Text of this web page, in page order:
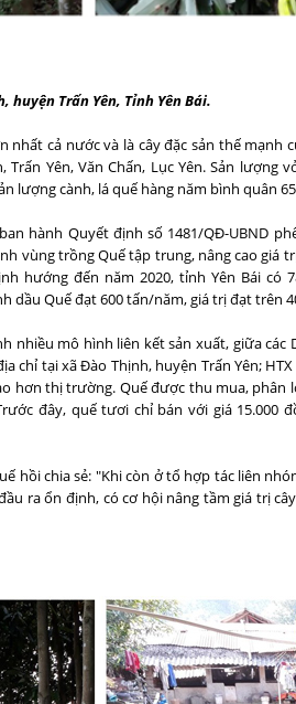
Trấn Yên, Tỉnh Yên Bái.
nhất cả nước và là cây đặc sản thế mạnh
Trấn Yên, Văn Chấn, Lục Yên. Sản
lượng cành, lá quế hàng năm bình quân
hành Quyết định số 1481/QĐ-UBND
vùng trồng Quế tập trung, nâng cao giá
hướng đến năm 2020, tỉnh Yên Bái có
dầu Quế đạt 600 tấn/năm, giá trị đạt trên
nhiều mô hình liên kết sản xuất, giữa các
chỉ tại xã Đào Thịnh, huyện Trấn Yên;
hơn thị trường. Quế được thu mua, phân
đây, quế tươi chỉ bán với giá 15.000
hồi chia sẻ: "Khi còn ở tổ hợp tác liên
ra ổn định, có cơ hội nâng tầm giá trị